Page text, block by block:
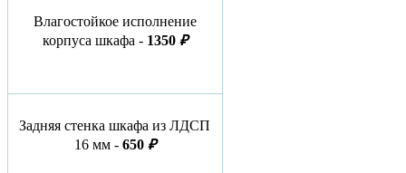
Влагостойкое исполнение
корпуса шкафа - 1350 ₽
Задняя стенка шкафа из ЛДСП
16 мм - 650 ₽